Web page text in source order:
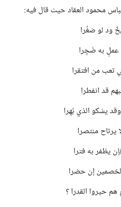
محمود العقاد حيث قال فيه:
ود لو صَغُرا
به ضَجِرا
تعب من افتقرا
قد انفطرا
يشكو الذي بُهِرا
يرتاح منتصرا
يظفر به فترا
إن حضرا
هم حيروا القدرا ؟